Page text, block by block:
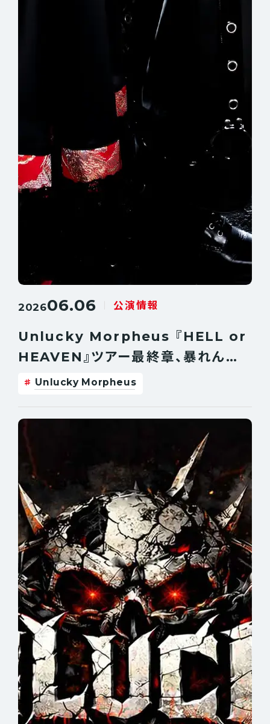
202606.06 公演情報
Unlucky Morpheus 『HELL or
HEAVEN』ツアー最終章、暴れん坊
限定公演が開催決定！！
Unlucky Morpheus